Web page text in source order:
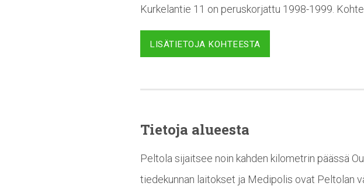
Kurkelantie 11 on peruskorjattu 1998-1999.
LISÄTIETOJA KOHTEESTA
Tietoja alueesta
Peltola sijaitsee noin kahden kilometrin päässä
tiedekunnan laitokset ja Medipolis ovat Peltolan